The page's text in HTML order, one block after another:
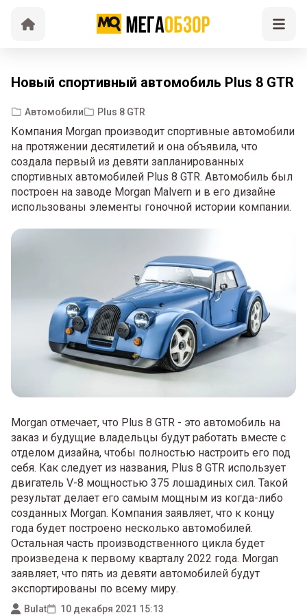
Новый спортивный автомобиль Plus 8 GTR
Автомобили Plus 8 GTR
Компания Morgan производит спортивные автомобили
на протяжении десятилетий и она объявила, что
создала первый из девяти запланированных
спортивных автомобилей Plus 8 GTR. Автомобиль был
построен на заводе Morgan Malvern и в его дизайне
использованы элементы гоночной истории компании.
Morgan отмечает, что Plus 8 GTR - это автомобиль на
заказ и будущие владельцы будут работать вместе с
отделом дизайна, чтобы полностью настроить его под
себя. Как следует из названия, Plus 8 GTR использует
двигатель V-8 мощностью 375 лошадиных сил. Такой
результат делает его самым мощным из когда-либо
созданных Morgan. Компания заявляет, что к концу
года будет построено несколько автомобилей.
Остальная часть производственного цикла будет
произведена к первому кварталу 2022 года. Morgan
заявляет, что пять из девяти автомобилей будут
экспортированы по всему миру.
Bulat 10 декабря 2021 15:13